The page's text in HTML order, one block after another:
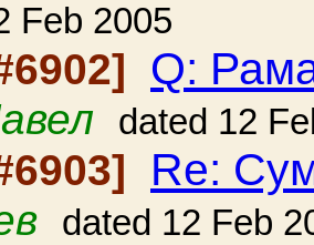
Feb 2005
Q:
dated 12
Re:
dated 12 Feb